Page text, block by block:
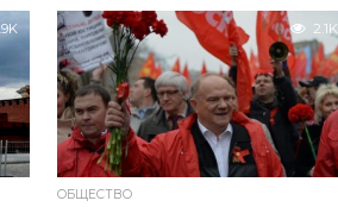
2.1K
ОБЩЕСТВО